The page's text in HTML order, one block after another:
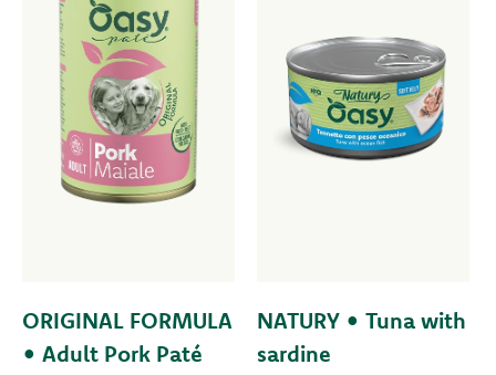
ORIGINAL FORMULA
• Adult Pork Paté
NATURY • Tuna with
sardine